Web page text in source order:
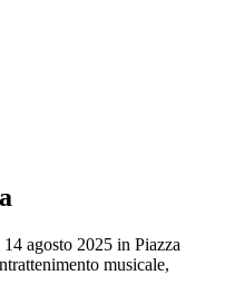
agosto 2025 in Piazza
musicale,